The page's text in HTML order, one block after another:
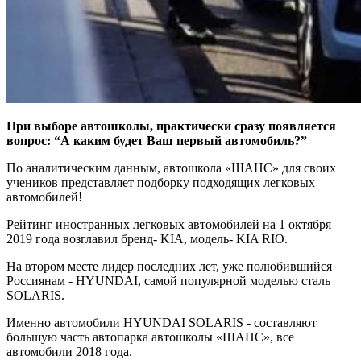
При выборе автошколы, практически сразу появляется
вопрос: “А каким будет Ваш первый автомобиль?”
По аналитическим данным, автошкола «ШАНС» для своих
учеников представляет подборку подходящих легковых
автомобилей!
Рейтинг иностранных легковых автомобилей на 1 октября
2019 года возглавил бренд- KIA, модель- KIA RIO.
На втором месте лидер последних лет, уже полюбившийся
Россиянам - HYUNDAI, самой популярной моделью сталь
SOLARIS.
Именно автомобили HYUNDAI SOLARIS - составляют
большую часть автопарка автошколы «ШАНС», все
автомобили 2018 года.